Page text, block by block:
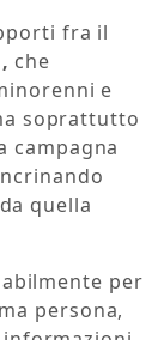
fra il
che
e
soprattutto
campagna
quella
per
persona,